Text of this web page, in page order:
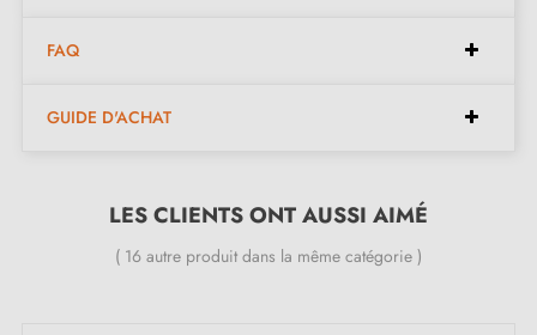
Couleurs du motif:
Protection de surface:
Nettoyage:Utiliser une éponge douce avec de l'eau.
Éviter les nettoyants à base d'alcool qui peuvent
FAQ
GUIDE D'ACHAT
LES CLIENTS ONT AUSSI AIMÉ
( 16 autre produit dans la même catégorie )